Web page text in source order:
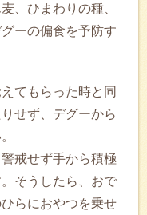
、ひまわりの種、
ーの偏食を予防す
てもらった時と同
せず、デグーから
戒せず手から積極
そうしたら、おで
らにおやつを乗せ